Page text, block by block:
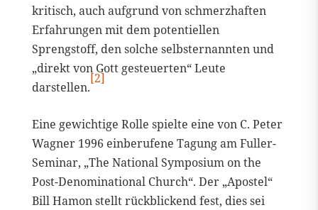
kritisch, auch aufgrund von schmerzhaften
Erfahrungen mit dem potentiellen
Sprengstoff, den solche selbsternannten und
„direkt von Gott gesteuerten“ Leute
darstellen.
[2]
Eine gewichtige Rolle spielte eine von C. Peter
Wagner 1996 einberufene Tagung am Fuller-
Seminar, „The National Symposium on the
Post-Denominational Church“. Der „Apostel“
Bill Hamon stellt rückblickend fest, dies sei